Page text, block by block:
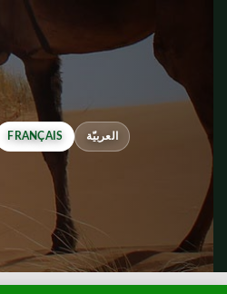
FRANÇAIS العربيّة